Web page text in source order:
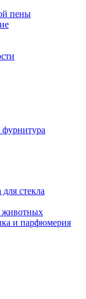
пены
фурнитура
стекла
животных
и парфюмерия